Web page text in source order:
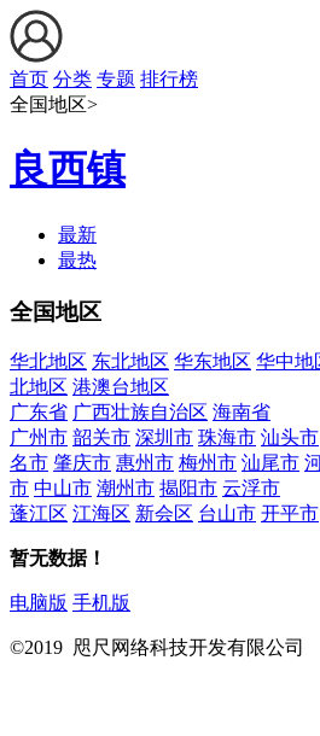
首页 分类 专题 排行榜
全国地区>
良西镇
最新
最热
全国地区
华北地区 东北地区 华东地区 华中地
北地区 港澳台地区
广东省 广西壮族自治区 海南省
广州市 韶关市 深圳市 珠海市 汕头市
名市 肇庆市 惠州市 梅州市 汕尾市
市 中山市 潮州市 揭阳市 云浮市
蓬江区 江海区 新会区 台山市 开平市
暂无数据！
电脑版 手机版
©2019 咫尺网络科技开发有限公司